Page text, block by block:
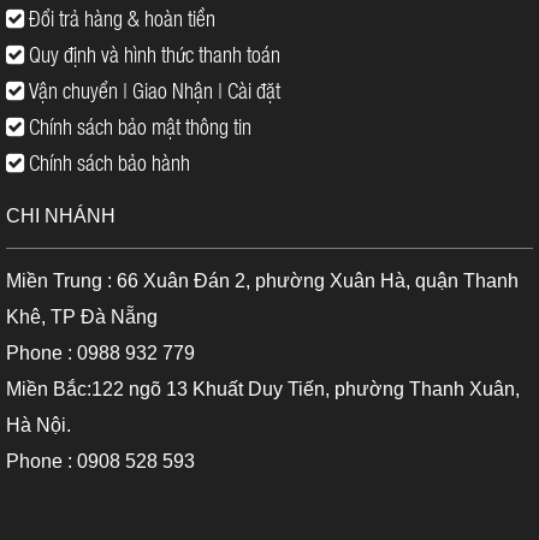
Đổi trả hàng & hoàn tiền
Quy định và hình thức thanh toán
Vận chuyển | Giao Nhận | Cài đặt
Chính sách bảo mật thông tin
Chính sách bảo hành
CHI NHÁNH
Miền Trung : 66 Xuân Đán 2, phường Xuân Hà, quận Thanh
Khê, TP Đà Nẵng
Phone : 0988 932 779
Miền Bắc:122 ngõ 13 Khuất Duy Tiến, phường Thanh Xuân,
Hà Nội.
Phone : 0908 528 593